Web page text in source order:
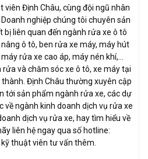
viên Định Châu, cùng đội ngũ nhân
nghiệp chúng tôi chuyên sản
bị liên quan đến ngành rửa xe ô tô
ô tô, ben rửa xe máy, máy hút
rửa xe cao áp, máy nén khí,…
và chăm sóc xe ô tô, xe máy tại
thành. Định Châu thường xuyên cập
tới sản phẩm ngành rửa xe, các dự
về ngành kinh doanh dịch vụ rửa xe
dịch vụ rửa xe, hay tìm hiểu về
liên hệ ngay qua số hotline:
kỹ thuật viên tư vấn thêm.